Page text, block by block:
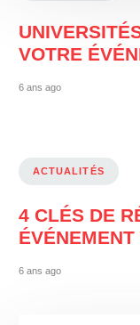
VOTRE
6 ans ago
ACTUALITÉS
4 CLÉS DE
6 ans ago